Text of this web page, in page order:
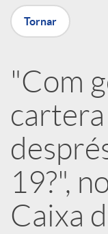
X
a
r
x
e
Tornar
"Com
19?",
Caixa